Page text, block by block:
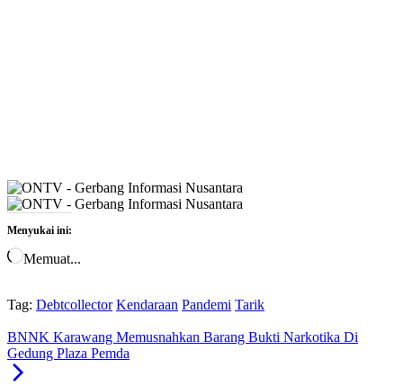
Menyukai ini:
Memuat...
Tag: Debtcollector Kendaraan Pandemi Tarik
BNNK Karawang Memusnahkan Barang Bukti Narkotika Di
Gedung Plaza Pemda